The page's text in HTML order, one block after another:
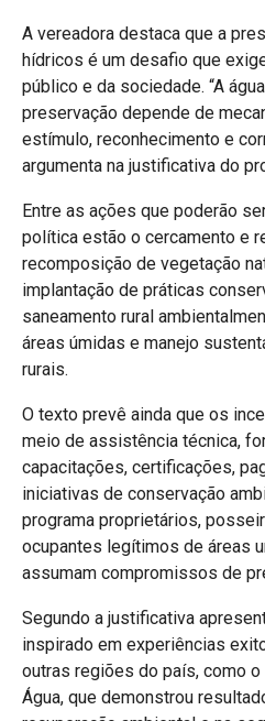
A vereadora destaca que a
hídricos é um desafio que
público e da sociedade. “A
preservação depende de
estímulo, reconhecimento e
argumenta na justificativa do
Entre as ações que poderão
política estão o cercamento e
recomposição de vegetação
implantação de práticas
saneamento rural
áreas úmidas e manejo
rurais.
O texto prevê ainda que os
meio de assistência técnica,
capacitações, certificações,
iniciativas de conservação
programa proprietários,
ocupantes legítimos de áreas
assumam compromissos de
Segundo a justificativa
inspirado em experiências
outras regiões do país, como
Água, que demonstrou